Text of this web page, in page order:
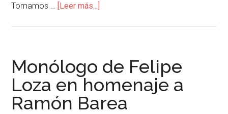
Tomamos … [Leer más...]
Monólogo de Felipe
Loza en homenaje a
Ramón Barea